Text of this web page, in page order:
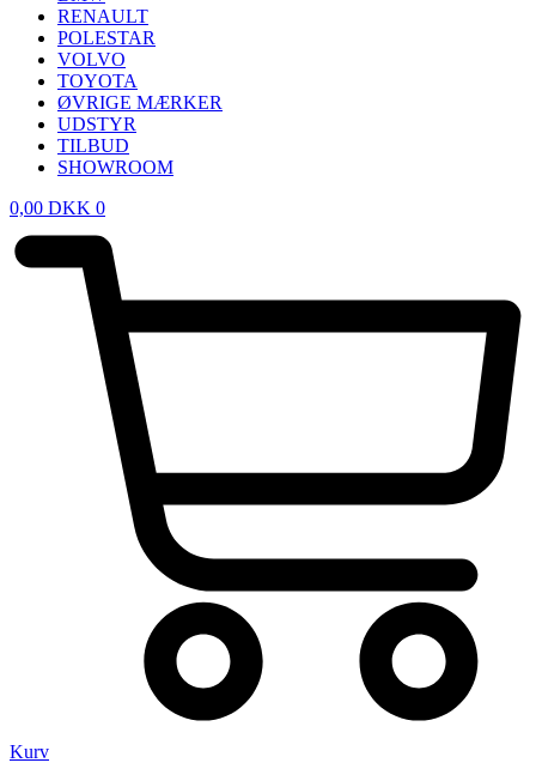
RENAULT
POLESTAR
VOLVO
TOYOTA
ØVRIGE MÆRKER
UDSTYR
TILBUD
SHOWROOM
0,00 DKK 0
Kurv